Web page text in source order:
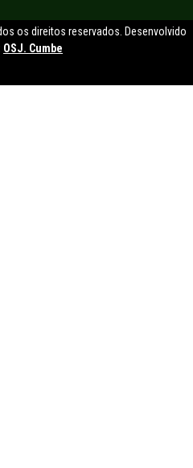
os direitos reservados. Desenvolvido
OSJ. Cumbe